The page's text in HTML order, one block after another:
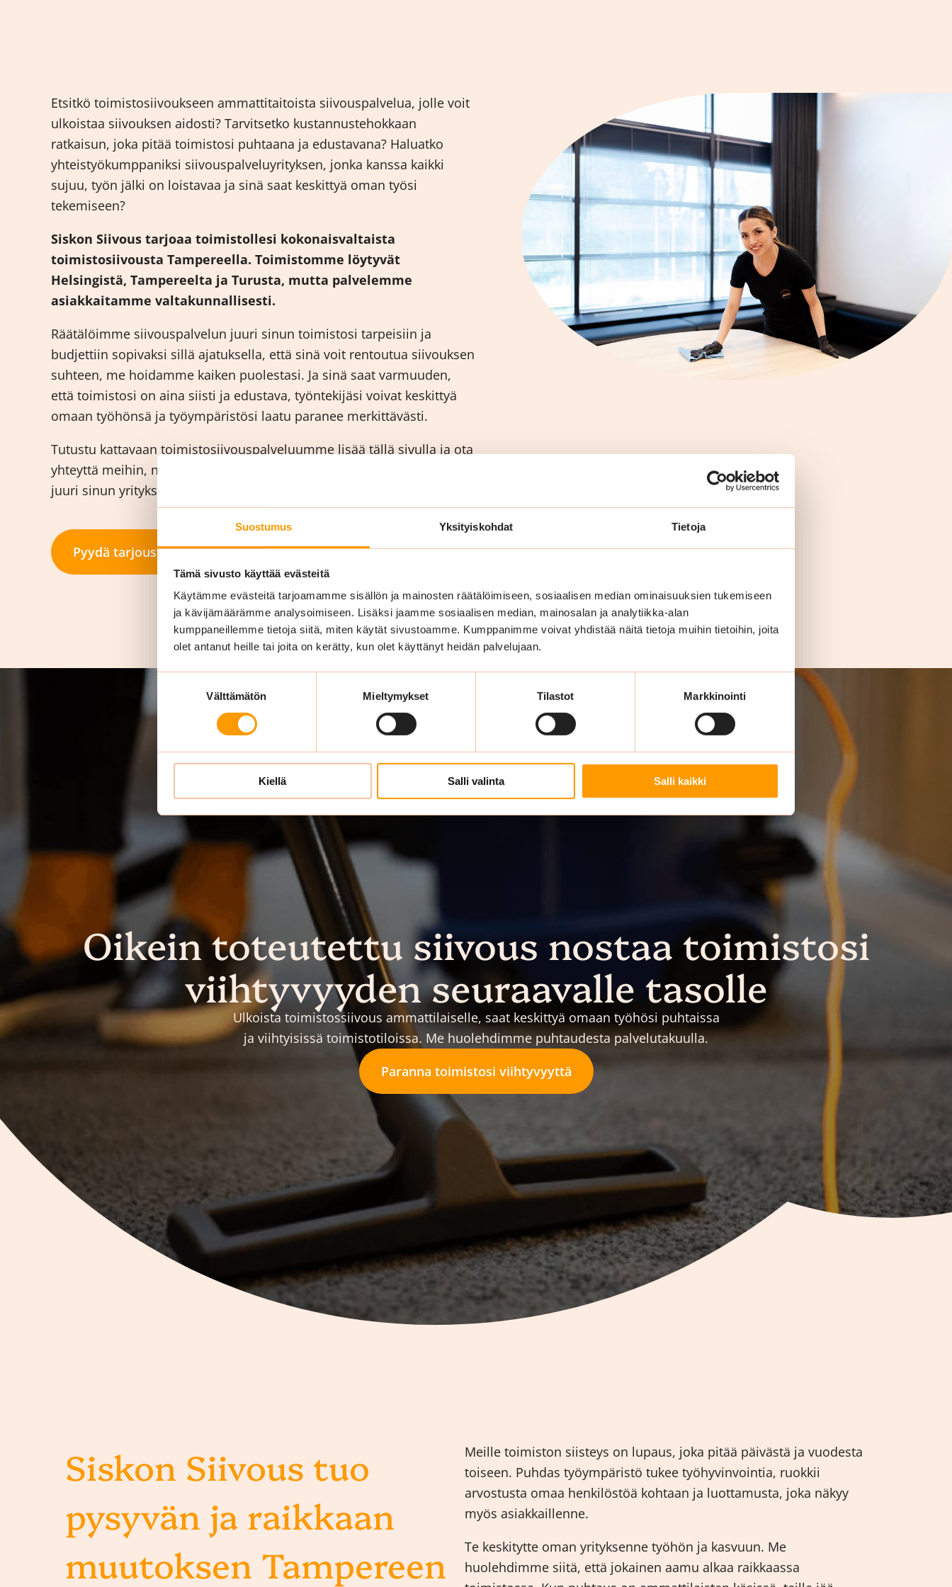
Suostumus Yksityiskohdat Tietoja
Tämä sivusto käyttää evästeitä
Käytämme evästeitä tarjoamamme sisällön ja mainosten räätälöimiseen, sosiaalisen median ominaisuuksien tukemiseen
ja kävijämäärämme analysoimiseen. Lisäksi jaamme sosiaalisen median, mainosalan ja analytiikka-alan
kumppaneillemme tietoja siitä, miten käytät sivustoamme. Kumppanimme voivat yhdistää näitä tietoja muihin tietoihin, joita
olet antanut heille tai joita on kerätty, kun olet käyttänyt heidän palvelujaan.
Välttämätön Mieltymykset Tilastot Markkinointi
Kiellä Salli valinta Salli kaikki
Etsitkö toimistosiivoukseen ammattitaitoista siivouspalvelua, jolle voit
ulkoistaa siivouksen aidosti? Tarvitsetko kustannustehokkaan
ratkaisun, joka pitää toimistosi puhtaana ja edustavana? Haluatko
yhteistyökumppaniksi siivouspalveluyrityksen, jonka kanssa kaikki
sujuu, työn jälki on loistavaa ja sinä saat keskittyä oman työsi
tekemiseen?
Siskon Siivous tarjoaa toimistollesi kokonaisvaltaista
toimistosiivousta Tampereella. Toimistomme löytyvät
Helsingistä, Tampereelta ja Turusta, mutta palvelemme
asiakkaitamme valtakunnallisesti.
Räätälöimme siivouspalvelun juuri sinun toimistosi tarpeisiin ja
budjettiin sopivaksi sillä ajatuksella, että sinä voit rentoutua siivouksen
suhteen, me hoidamme kaiken puolestasi. Ja sinä saat varmuuden,
että toimistosi on aina siisti ja edustava, työntekijäsi voivat keskittyä
omaan työhönsä ja työympäristösi laatu paranee merkittävästi.
Tutustu kattavaan toimistosiivouspalveluumme lisää tällä sivulla ja ota
yhteyttä meihin, niin suunnitellaan paras mahdollinen siivouspalvelu
juuri sinun yrityksellesi!
Pyydä tarjous
Oikein toteutettu siivous nostaa toimistosi
viihtyvyyden seuraavalle tasolle
Ulkoista toimistossiivous ammattilaiselle, saat keskittyä omaan työhösi puhtaissa
ja viihtyisissä toimistotiloissa. Me huolehdimme puhtaudesta palvelutakuulla.
Paranna toimistosi viihtyvyyttä
Siskon Siivous tuo
pysyvän ja raikkaan
muutoksen Tampereen
Meille toimiston siisteys on lupaus, joka pitää päivästä ja vuodesta
toiseen. Puhdas työympäristö tukee työhyvinvointia, ruokkii
arvostusta omaa henkilöstöä kohtaan ja luottamusta, joka näkyy
myös asiakkaillenne.
Te keskitytte oman yrityksenne työhön ja kasvuun. Me
huolehdimme siitä, että jokainen aamu alkaa raikkaassa